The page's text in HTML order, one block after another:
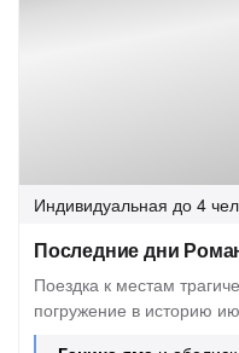
Индивидуальная до 4
Последние дни
Поездка к местам
погружение в историю